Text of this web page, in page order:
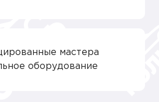
мастера
оборудование